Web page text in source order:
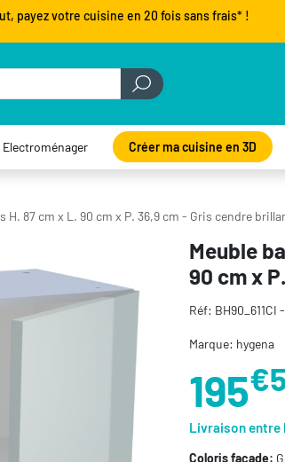
payez votre cuisine en 20 fois sans frais* !
Electroménager Créer ma cuisine en 3D
H. 87 cm x L. 90 cm x P. 36,9 cm - Gris cendre
Meuble
90 cm x
Réf: BH90_611CI
Marque: hygena
195
Livraison entre
Coloris façade: